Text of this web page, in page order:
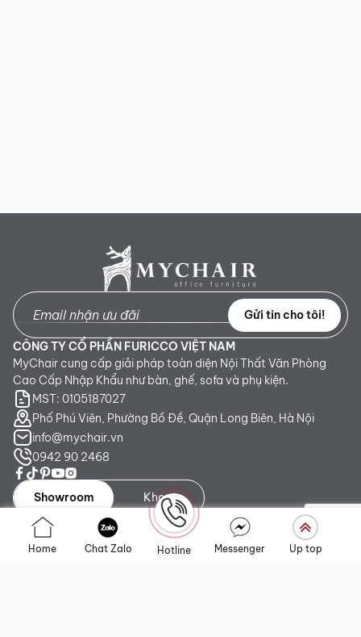
Gửi tin cho tôi!
CÔNG TY CỔ PHẦN FURICCO VIỆT NAM
MyChair cung cấp giải pháp toàn diện Nội Thất Văn Phòng
Cao Cấp Nhập Khẩu như bàn, ghế, sofa và phụ kiện.
MST: 0105187027
Phố Phú Viên, Phường Bồ Đề, Quận Long Biên, Hà Nội
info@mychair.vn
0942 90 2468
Showroom Kho
Showroom TP. HCM:
Số 345 - 347 Trần Phú, phường An
Home Chat Zalo Hotline Messenger Up top